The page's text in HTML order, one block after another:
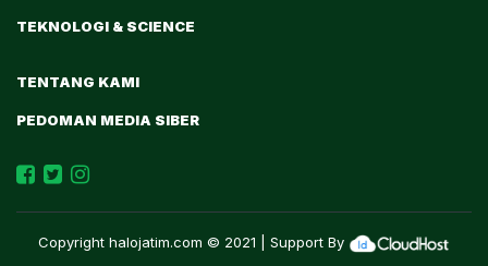
TEKNOLOGI & SCIENCE
TENTANG KAMI
PEDOMAN MEDIA SIBER
Copyright halojatim.com © 2021 | Support By